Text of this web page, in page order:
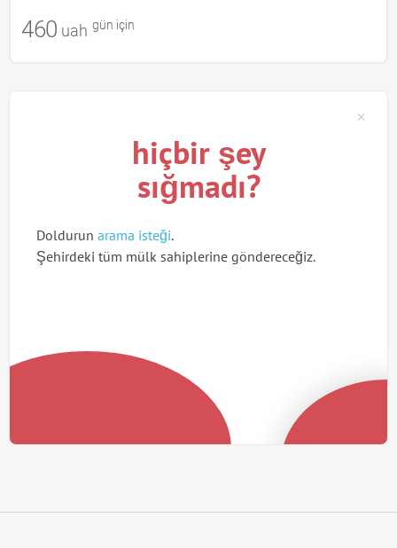
460 uah gün için
hiçbir şey
sığmadı?
Doldurun arama isteği.
Şehirdeki tüm mülk sahiplerine göndereceğiz.